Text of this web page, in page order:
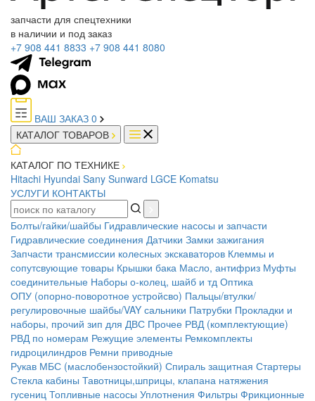
запчасти для спецтехники
в наличии и под заказ
+7 908 441 8833 +7 908 441 8080
ВАШ ЗАКАЗ 0
КАТАЛОГ ТОВАРОВ
КАТАЛОГ ПО ТЕХНИКЕ
Hitachi Hyundai Sany Sunward LGCE Komatsu
УСЛУГИ КОНТАКТЫ
Болты/гайки/шайбы Гидравлические насосы и запчасти
Гидравлические соединения Датчики Замки зажигания
Запчасти трансмиссии колесных экскаваторов Клеммы и
сопутсвующие товары Крышки бака Масло, антифриз Муфты
соединительные Наборы о-колец, шайб и тд Оптика
ОПУ (опорно-поворотное устройсво) Пальцы/втулки/
регулировочные шайбы/VAY сальники Патрубки Прокладки и
наборы, прочий зип для ДВС Прочее РВД (комплектующие)
РВД по номерам Режущие элементы Ремкомплекты
гидроцилиндров Ремни приводные
Рукав МБС (маслобензостойкий) Спираль защитная Стартеры
Стекла кабины Тавотницы,шприцы, клапана натяжения
гусениц Топливные насосы Уплотнения Фильтры Фрикционные